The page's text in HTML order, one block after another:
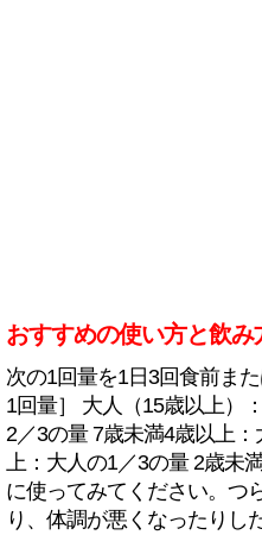
おすすめの使い方と飲み
次の1回量を1日3回食前ま
1回量］ 大人（15歳以上）
2／3の量 7歳未満4歳以上
上：大人の1／3の量 2歳未
に使ってみてください。つ
り、体調が悪くなったりし